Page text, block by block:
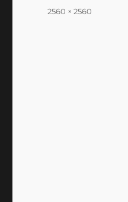
フ
2560 × 2560